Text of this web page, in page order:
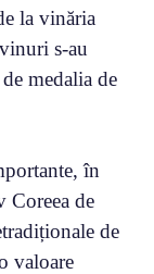
la vinăria
s-au
medalia de
în
Coreea de
de
valoare